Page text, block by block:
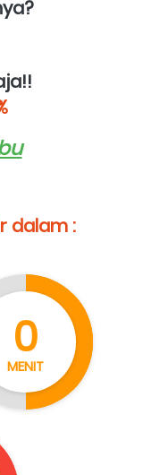
dalam :
0
MENIT